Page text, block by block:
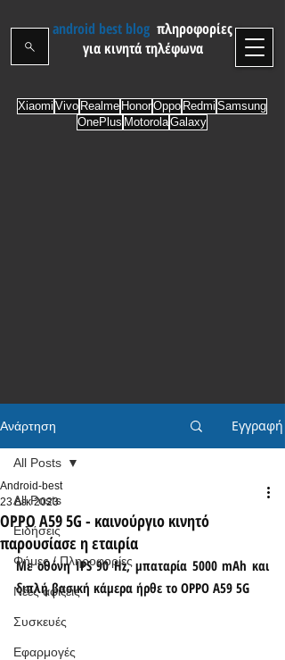
android best blog πληροφορίες
για κινητά τηλέφωνα
Xiaomi Vivo Realme HonorOppo Redmi Samsung
OnePlus MotorolaGalaxy
Ανάρτηση Εγγραφή
All Posts
Ειδήσεις
Φήμες / Πληροφορίες
Νέες αφίξεις
Συσκευές
Εφαρμογές
All Posts
OPPO A59 5G - καινούργιο κινητό
παρουσίασε η εταιρία
Android-best
23 Δεκ 2023
Με οθόνη IPS 90 Hz, μπαταρία 5000 mAh και
διπλή βασική κάμερα ήρθε το OPPO A59 5G